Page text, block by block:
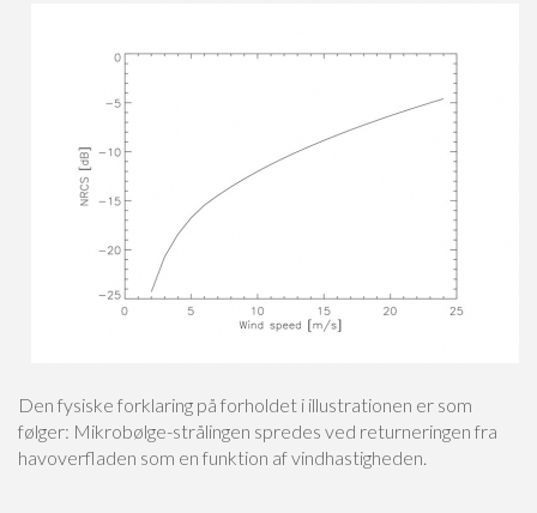
Den fysiske forklaring på forholdet i illustrationen er som
følger: Mikrobølge-strålingen spredes ved returneringen fra
havoverfladen som en funktion af vindhastigheden.